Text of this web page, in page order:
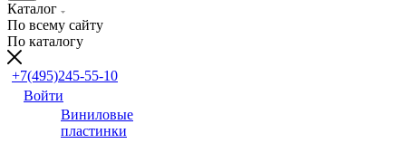
Каталог
По всему сайту
По каталогу
+7(495)245-55-10
Войти
Виниловые
пластинки